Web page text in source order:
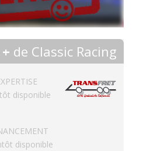
de Classic Racing
disponible
disponible